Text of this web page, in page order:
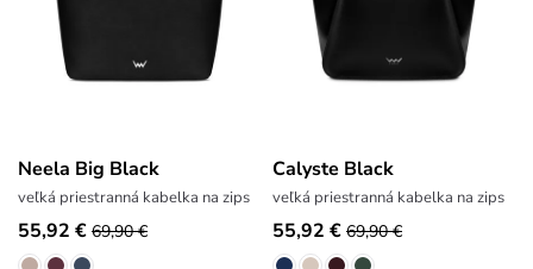
Neela Big Black
veľká priestranná kabelka na zips
55,92 € 69,90 €
Calyste Black
veľká priestranná kabelka na zips
55,92 € 69,90 €